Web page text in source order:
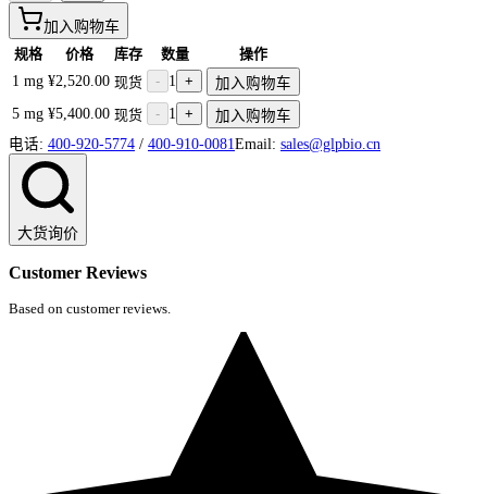
加入购物车
规格 价格 库存 数量
操作
1 mg ¥2,520.00 现货 - 1 +
加入购物车
5 mg ¥5,400.00 现货 - 1 +
加入购物车
电话: 400-920-5774 / 400-910-0081 Email: sales@glpbio.cn
大货询价
Customer Reviews
Based on customer reviews.